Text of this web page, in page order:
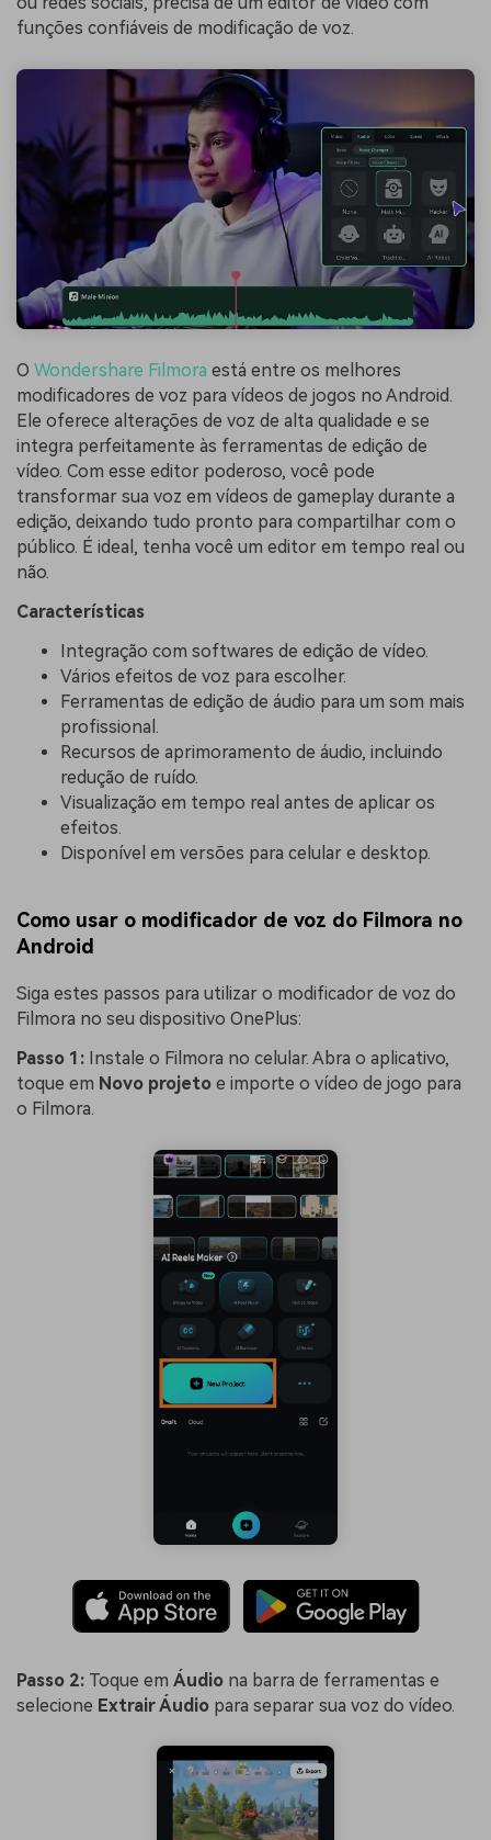
funções confiáveis de modificação de voz.
O Wondershare Filmora está entre os melhores
modificadores de voz para vídeos de jogos no Android.
Ele oferece alterações de voz de alta qualidade e se
integra perfeitamente às ferramentas de edição de
vídeo. Com esse editor poderoso, você pode
transformar sua voz em vídeos de gameplay durante a
edição, deixando tudo pronto para compartilhar com o
público. É ideal, tenha você um editor em tempo real ou
não.
Características
Integração com softwares de edição de vídeo.
Vários efeitos de voz para escolher.
Ferramentas de edição de áudio para um som mais
profissional.
Recursos de aprimoramento de áudio, incluindo
redução de ruído.
Visualização em tempo real antes de aplicar os
efeitos.
Disponível em versões para celular e desktop.
Como usar o modificador de voz do Filmora no
Android
Siga estes passos para utilizar o modificador de voz do
Filmora no seu dispositivo OnePlus:
Passo 1: Instale o Filmora no celular. Abra o aplicativo,
toque em Novo projeto e importe o vídeo de jogo para
o Filmora.
Passo 2: Toque em Áudio na barra de ferramentas e
selecione Extrair Áudio para separar sua voz do vídeo.